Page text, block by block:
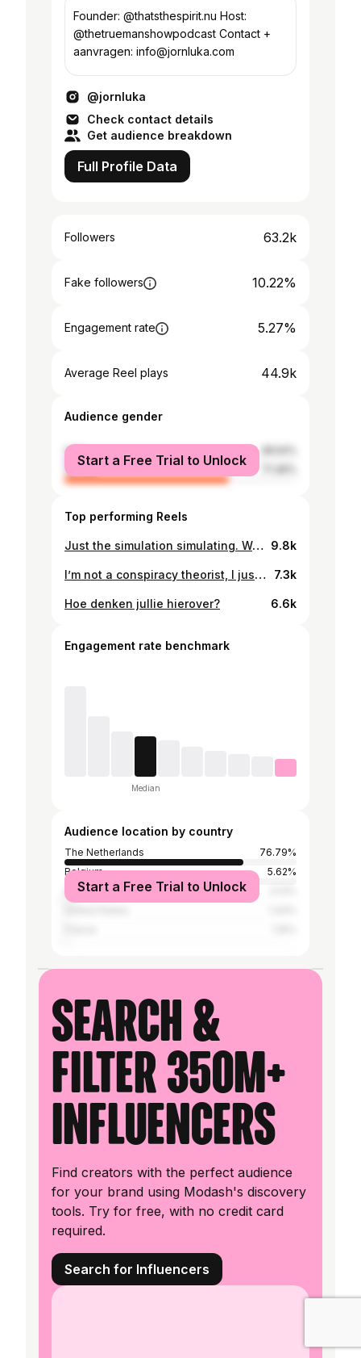
Founder: @thatsthespirit.nu Host:
@thetruemanshowpodcast Contact +
aanvragen: info@jornluka.com
@jornluka
Check contact details
Get audience breakdown
Full Profile Data
Followers 63.2k
Fake followers 10.22%
Engagement rate 5.27%
Average Reel plays 44.9k
Audience gender
male
female
Start a Free Trial to Unlock
Top performing Reels
Just the simulation simulating. Wat denk jij? 👀 9.8k
I’m not a conspiracy theorist, I just ask questions.🤪 Ik ben benieuwd welke het meest met jou resoneert en of je nog een briljante toevoeging hebt. Let me know in de comments🔥🔥 7.3k
Hoe denken jullie hierover? 6.6k
Engagement rate benchmark
Median
Audience location by country
The Netherlands
76.79%
Belgium
5.62%
Spain
Start a Free Trial to Unlock
Search &
filter 350M+
influencers
Find creators with the perfect audience
for your brand using Modash's discovery
tools. Try for free, with no credit card
required.
Search for Influencers